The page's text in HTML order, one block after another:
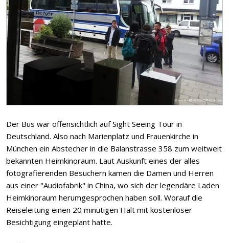
Der Bus war offensichtlich auf Sight Seeing Tour in
Deutschland. Also nach Marienplatz und Frauenkirche in
München ein Abstecher in die Balanstrasse 358 zum weitweit
bekannten Heimkinoraum. Laut Auskunft eines der alles
fotografierenden Besuchern kamen die Damen und Herren
aus einer "Audiofabrik" in China, wo sich der legendäre Laden
Heimkinoraum herumgesprochen haben soll. Worauf die
Reiseleitung einen 20 minütigen Halt mit kostenloser
Besichtigung eingeplant hatte.